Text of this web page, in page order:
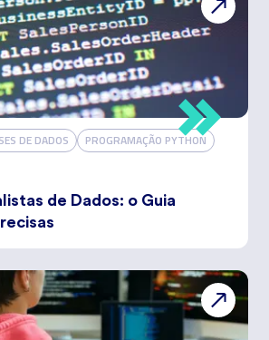
DE DADOS
PROGRAMAÇÃO PYTHON
de Dados: o Guia